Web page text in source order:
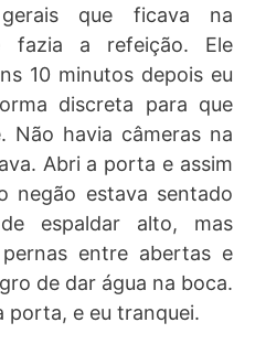
que ficava na
fazia a refeição. Ele
10 minutos depois eu
discreta para que
Não havia câmeras na
Abri a porta e assim
negão estava sentado
espaldar alto, mas
entre abertas e
de dar água na boca.
porta, e eu tranquei.